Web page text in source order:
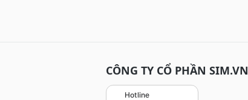
CÔNG TY CỔ PHẦN SIM.VN
Hotline